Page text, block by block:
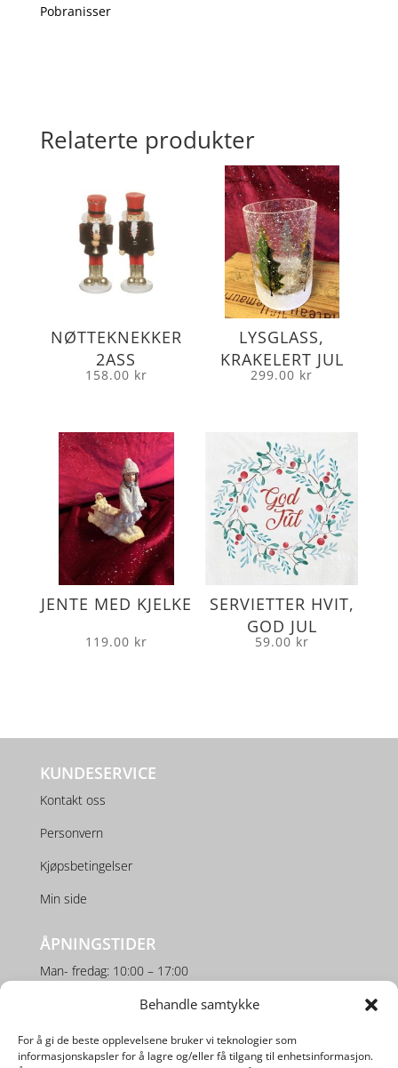
Behandle samtykke
For å gi de beste opplevelsene bruker vi teknologier som
informasjonskapsler for å lagre og/eller få tilgang til enhetsinformasjon.
Pobranisser
Relaterte produkter
NØTTEKNEKKER
2ASS
158.00 kr
LYSGLASS,
KRAKELERT JUL
299.00 kr
JENTE MED KJELKE
119.00 kr
SERVIETTER HVIT,
GOD JUL
59.00 kr
KUNDESERVICE
Kontakt oss
Personvern
Kjøpsbetingelser
Min side
ÅPNINGSTIDER
Man- fredag: 10:00 – 17:00
Lørdag: 10:00 – 16:00
SOSIALE MEDIER